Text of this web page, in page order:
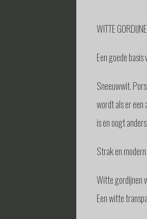
WITTE
Een goede
Sneeuwwit.
wordt als er een
is en oogt
Strak en modern
Witte gordijnen
Een witte